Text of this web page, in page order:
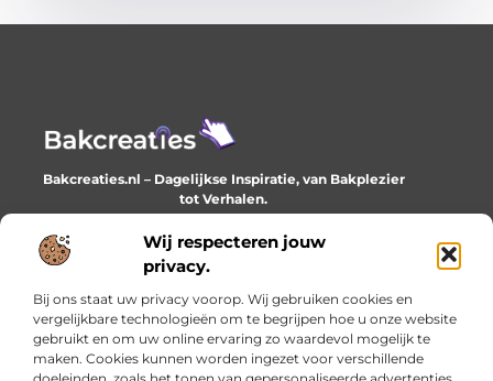
Wij respecteren jouw
privacy.
Bij ons staat uw privacy voorop. Wij gebruiken cookies en
vergelijkbare technologieën om te begrijpen hoe u onze website
gebruikt en om uw online ervaring zo waardevol mogelijk te
maken. Cookies kunnen worden ingezet voor verschillende
Bakcreaties.nl – Dagelijkse Inspiratie, van Bakplezier
tot Verhalen.
Ontdek unieke en creatieve verhalen die je elke dag
verrijken en inspireren.
Onze informatie